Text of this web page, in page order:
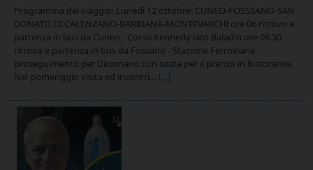
Programma del viaggio: Lunedì 12 ottobre: CUNEO-FOSSSANO-SAN
DONATO DI CALENZANO-BARBIANA-MONTEVARCHI ore 06 ritrovo e
partenza in bus da Cuneo - Corso Kennedy lato Baladin ore 06.30
ritrovo e partenza in bus da Fossano - Stazione Ferroviaria
proseguimento per Dicomano con sosta per il pranzo in Ristorante.
Nel pomeriggio visita ed incontri… [...]